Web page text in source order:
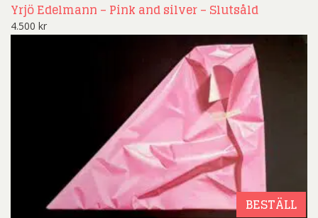
Yrjö Edelmann – Pink and silver – Slutsåld
4.500 kr
BESTÄLL